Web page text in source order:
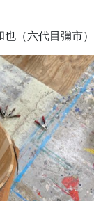
也（六代目彌市）